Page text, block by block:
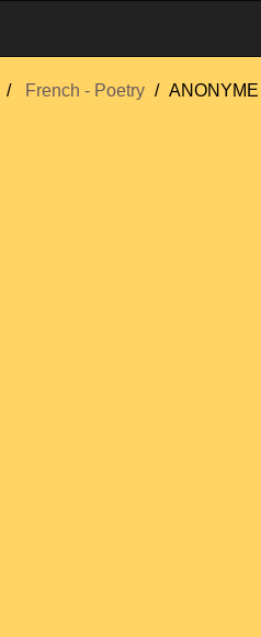
French - Poetry